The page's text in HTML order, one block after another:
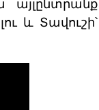
այլընտրանք
և Տավուշի՝